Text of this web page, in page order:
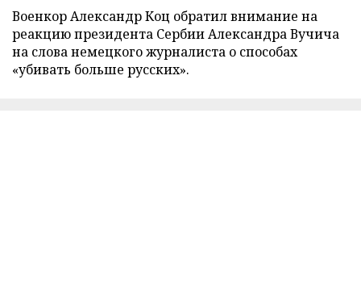
Военкор Александр Коц обратил внимание на
реакцию президента Сербии Александра Вучича
на слова немецкого журналиста о способах
«убивать больше русских».